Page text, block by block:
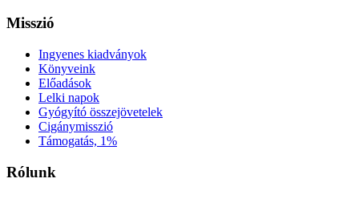
Misszió
Ingyenes kiadványok
Könyveink
Előadások
Lelki napok
Gyógyító összejövetelek
Cigánymisszió
Támogatás, 1%
Rólunk